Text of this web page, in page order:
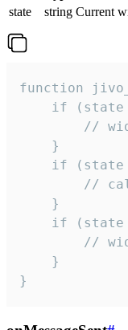
state
string Current
function
if
//
    }
if
//
    }
if
//
    }
}